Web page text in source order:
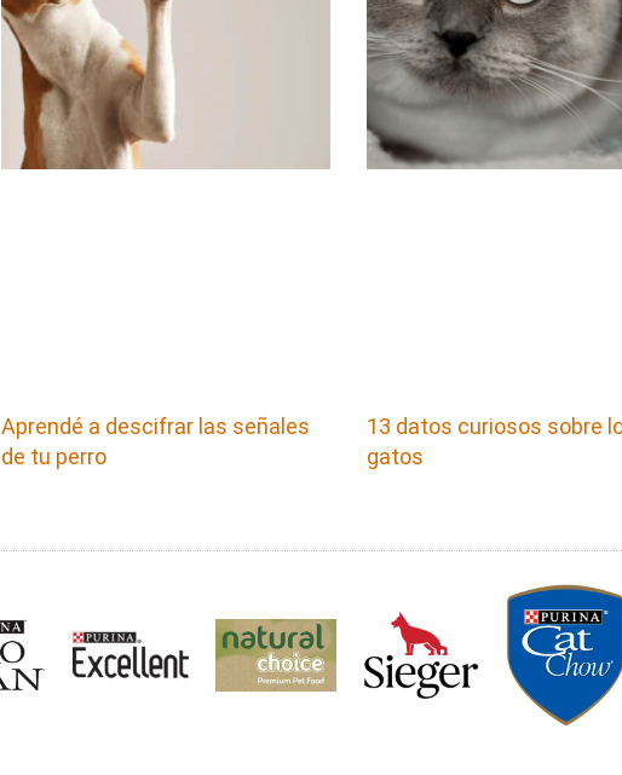
Aprendé a descifrar las señales
de tu perro
13 datos curiosos sobre
gatos